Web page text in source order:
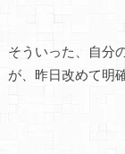
そういった、自分
が、昨日改めて明